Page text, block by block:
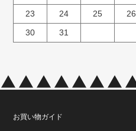
23
24 25 26
30
31
お買い物ガイド